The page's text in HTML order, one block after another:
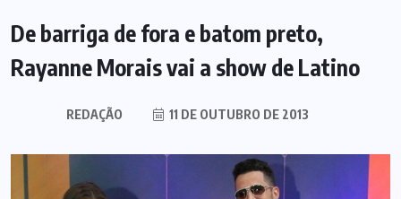
De barriga de fora e batom preto,
Rayanne Morais vai a show de Latino
REDAÇÃO 11 DE OUTUBRO DE 2013